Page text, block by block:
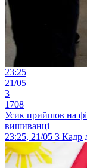
23:25
21/05
3
1708
Усик прийшов на
вишиванці
23:25, 21/05 3 Кадр